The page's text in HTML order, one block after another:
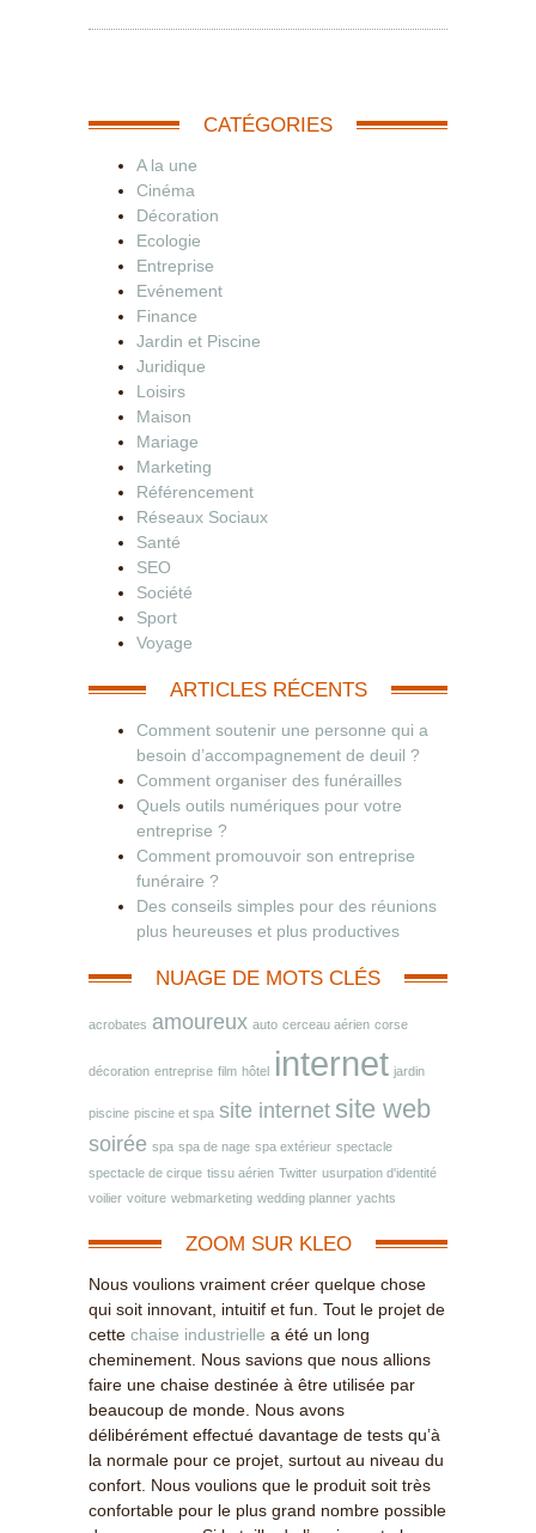
CATÉGORIES
A la une
Cinéma
Décoration
Ecologie
Entreprise
Evénement
Finance
Jardin et Piscine
Juridique
Loisirs
Maison
Mariage
Marketing
Référencement
Réseaux Sociaux
Santé
SEO
Société
Sport
Voyage
ARTICLES RÉCENTS
Comment soutenir une personne qui a
besoin d’accompagnement de deuil ?
Comment organiser des funérailles
Quels outils numériques pour votre
entreprise ?
Comment promouvoir son entreprise
funéraire ?
Des conseils simples pour des réunions
plus heureuses et plus productives
NUAGE DE MOTS CLÉS
acrobates amoureux auto cerceau aérien corse
décoration entreprise film hôtel internet jardin
piscine piscine et spa site internet site web
soirée spa spa de nage spa extérieur spectacle
spectacle de cirque tissu aérien Twitter usurpation d'identité
voilier voiture webmarketing wedding planner yachts
ZOOM SUR KLEO
Nous voulions vraiment créer quelque chose
qui soit innovant, intuitif et fun. Tout le projet de
cette chaise industrielle a été un long
cheminement. Nous savions que nous allions
faire une chaise destinée à être utilisée par
beaucoup de monde. Nous avons
délibérément effectué davantage de tests qu’à
la normale pour ce projet, surtout au niveau du
confort. Nous voulions que le produit soit très
confortable pour le plus grand nombre possible